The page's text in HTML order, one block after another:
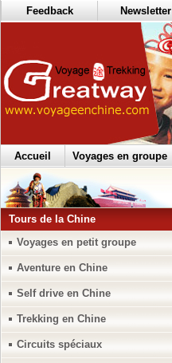
Feedback Newsletter
Accueil Voyages en groupe
Tours de la Chine
Voyages en petit groupe
Aventure en Chine
Self drive en Chine
Trekking en Chine
Circuits spéciaux